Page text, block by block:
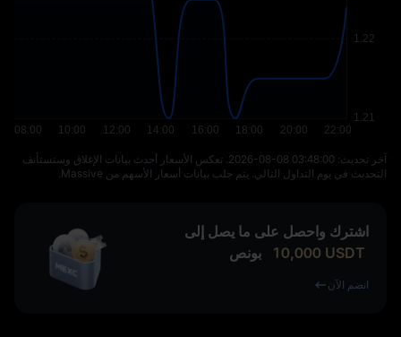
آخر تحديث: ⁦2026-08-08 03:48:00⁩. تعكس الأسعار أحدث بيانات الإغلاق وستستأنف
التحديث في يوم التداول التالي. يتم جلب بيانات أسعار الأسهم من Massive.
اشترك واحصل على ما يصل إلى
10,000 USDT بونص
انضم الآن